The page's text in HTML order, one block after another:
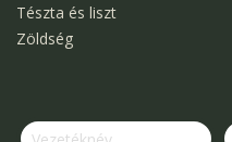
Tészta és liszt
Zöldség